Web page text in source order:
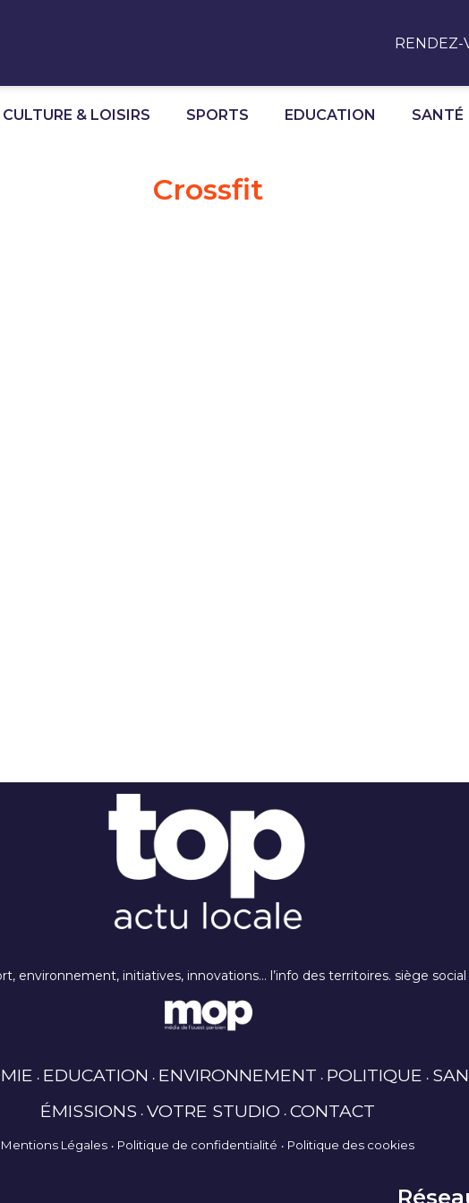
RENDEZ-
CULTURE & LOISIRS SPORTS EDUCATION SANTÉ
Crossfit
environnement, initiatives, innovations… l’info des territoires. siège
EDUCATION ENVIRONNEMENT POLITIQUE
ÉMISSIONS VOTRE STUDIO CONTACT
Mentions Légales Politique de confidentialité Politique des cookies